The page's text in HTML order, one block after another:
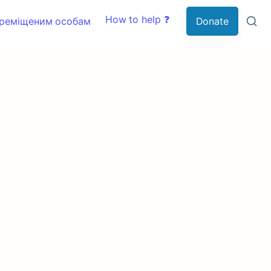
особам How to help ❓ Donate